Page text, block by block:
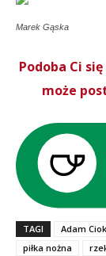
Marek Gąska
Podoba Ci
może
TAGI Adam Ciok
piłka nożna